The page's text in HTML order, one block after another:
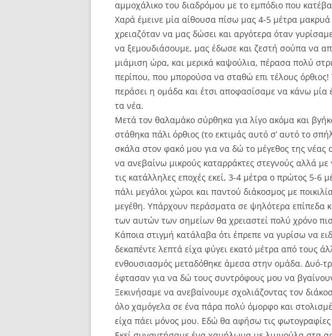
αμμοχάλικο του διαδρόμου με το εμπόδιο που
Χαρά έμεινε μία αίθουσα πίσω μας 4-5 μέτρα μακρυά
χρειαζόταν να μας δώσει και αργότερα όταν
να ξεμουδιάσουμε, μας έδωσε και ζεστή σούπα να
μιάμιση ώρα, και μερικά καψούλια, πέρασα πολύ
περίπου, που μπορούσα να σταθώ επι τέλους
περάσει η ομάδα και έτσι αποφασίσαμε να κάνω
τα νέα.
Μετά τον θαλαμάκο σύρθηκα για λίγο ακόμα και
στάθηκα πάλι όρθιος (το εκτιμάς αυτό σ’ αυτό το
σκάλα στον φακό μου για να δώ το μέγεθος της νέας
να ανεβαίνω μικρούς καταρράκτες στεγνούς αλλά με
τις κατάλληλες εποχές εκεί, 3-4 μέτρα ο πρώτος 5-6
πάλι μεγάλοι χώροι και παντού διάκοσμος με
μεγέθη. Υπάρχουν περάσματα σε ψηλότερα επίπεδα
των αυτών των σημείων θα χρειαστεί πολύ χρόνο
Κάποια στιγμή κατάλαβα ότι έπρεπε να γυρίσω να
δεκαπέντε λεπτά είχα φύγει εκατό μέτρα από τους
ενθουσιασμός μεταδόθηκε άμεσα στην ομάδα. Δυό-
έφτασαν για να δώ τους συντρόφους μου να
Ξεκινήσαμε να ανεβαίνουμε σχολιάζοντας τον
όλο χαμόγελα σε ένα πάρα πολύ όμορφο και
είχα πάει μόνος μου. Εδώ θα αφήσω τις